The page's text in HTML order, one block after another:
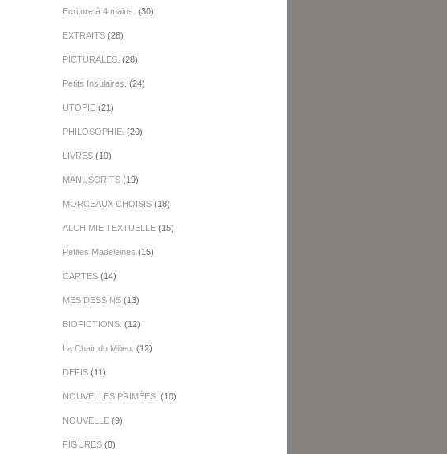
Ecriture à 4 mains. (30)
EXTRAITS(28)
PICTURALES. (28)
Petits Insulaires. (24)
UTOPIE(21)
PHILOSOPHIE. (20)
LIVRES(19)
MANUSCRITS(19)
MORCEAUX CHOISIS(18)
ALCHIMIE TEXTUELLE(15)
Petites Madeleines (15)
CARTES(14)
MES DESSINS(13)
BIOFICTIONS. (12)
La Chair du Milieu. (12)
DEFIS(11)
NOUVELLES PRIMÉES. (10)
NOUVELLE(9)
FIGURES(8)